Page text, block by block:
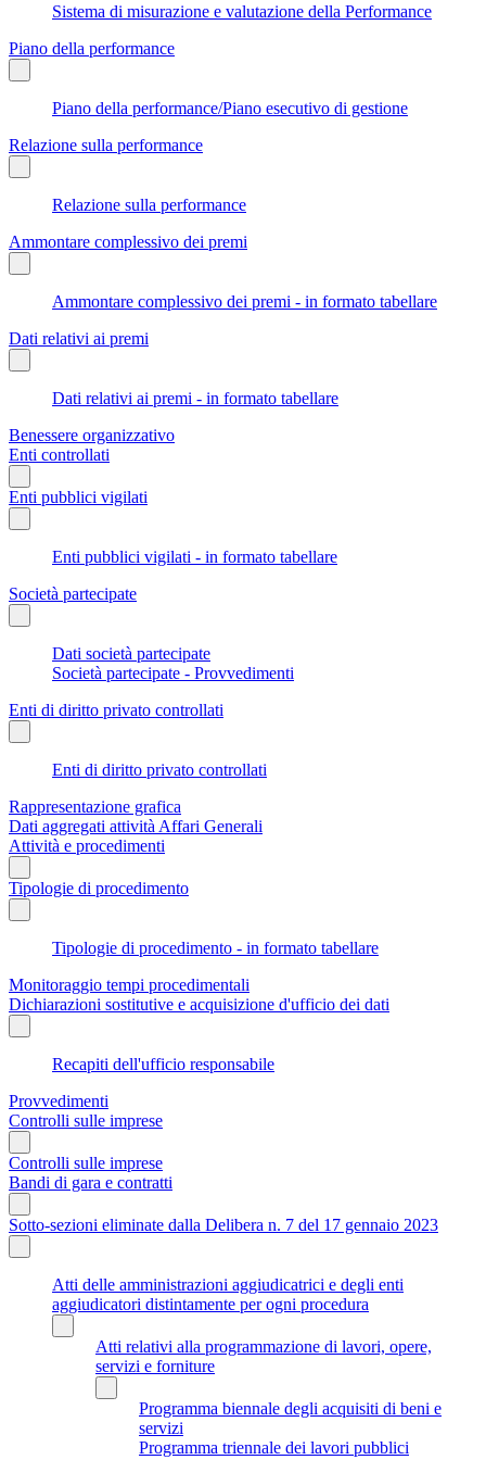
Sistema di misurazione e valutazione della Performance
Piano della performance
Piano della performance/Piano esecutivo di gestione
Relazione sulla performance
Relazione sulla performance
Ammontare complessivo dei premi
Ammontare complessivo dei premi - in formato tabellare
Dati relativi ai premi
Dati relativi ai premi - in formato tabellare
Benessere organizzativo
Enti controllati
Enti pubblici vigilati
Enti pubblici vigilati - in formato tabellare
Società partecipate
Dati società partecipate
Società partecipate - Provvedimenti
Enti di diritto privato controllati
Enti di diritto privato controllati
Rappresentazione grafica
Dati aggregati attività Affari Generali
Attività e procedimenti
Tipologie di procedimento
Tipologie di procedimento - in formato tabellare
Monitoraggio tempi procedimentali
Dichiarazioni sostitutive e acquisizione d'ufficio dei dati
Recapiti dell'ufficio responsabile
Provvedimenti
Controlli sulle imprese
Controlli sulle imprese
Bandi di gara e contratti
Sotto-sezioni eliminate dalla Delibera n. 7 del 17 gennaio 2023
Atti delle amministrazioni aggiudicatrici e degli enti
aggiudicatori distintamente per ogni procedura
Atti relativi alla programmazione di lavori, opere,
servizi e forniture
Programma biennale degli acquisiti di beni e
servizi
Programma triennale dei lavori pubblici